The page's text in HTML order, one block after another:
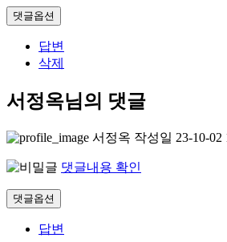
댓글옵션
답변
삭제
서정옥님의 댓글
서정옥 작성일 23-10-02
댓글내용 확인
댓글옵션
답변